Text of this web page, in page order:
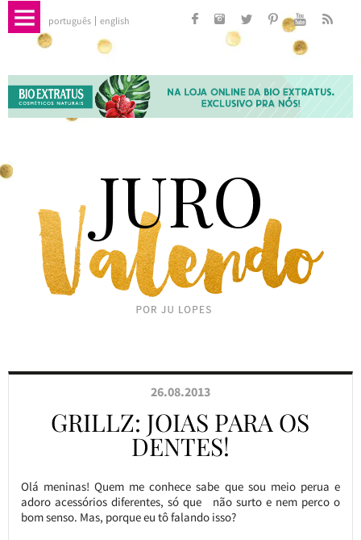
português english
26.08.2013
GRILLZ: JOIAS PARA OS
DENTES!
Olá meninas! Quem me conhece sabe que sou meio perua e
adoro acessórios diferentes, só que não surto e nem perco o
bom senso. Mas, porque eu tô falando isso?